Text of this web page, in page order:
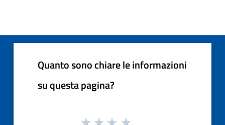
Quanto sono chiare le informazioni
su questa pagina?